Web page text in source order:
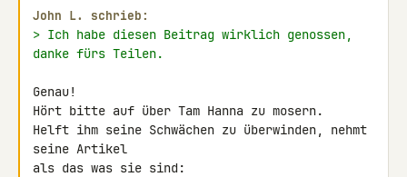
John L. schrieb:
> Ich habe diesen Beitrag wirklich genossen,
danke fürs Teilen.
Genau!
Hört bitte auf über Tam Hanna zu mosern.
Helft ihm seine Schwächen zu überwinden, nehmt
seine Artikel
als das was sie sind: